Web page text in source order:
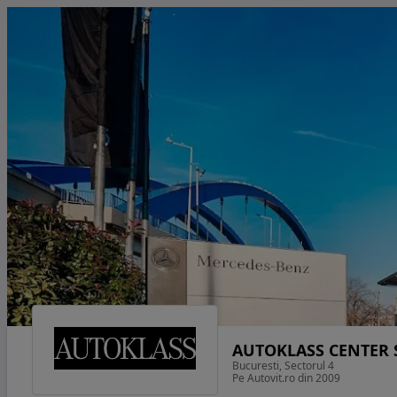
AUTOKLASS CENTER
Bucuresti, Sectorul 4
Pe Autovit.ro din 2009